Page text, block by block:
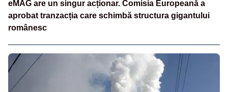
eMAG are un singur acționar. Comisia Europeană a
aprobat tranzacția care schimbă structura gigantului
românesc